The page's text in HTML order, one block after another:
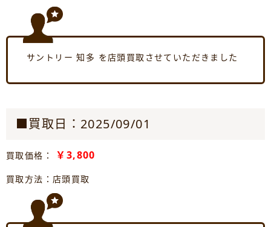
サントリー 知多 を店頭買取させていただきました
■買取日：2025/09/01
買取価格： ￥3,800
買取方法：店頭買取